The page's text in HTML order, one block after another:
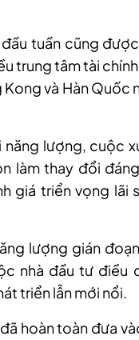
đầu tuần cũng
trung tâm tài
và Hàn Quốc
lượng, cuộc
làm thay đổi
giá triển vọng lãi
lượng gián
nhà đầu tư điều
triển lẫn mới nổi.
hoàn toàn đưa